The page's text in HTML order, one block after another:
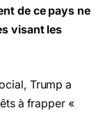
de ce pays ne
visant les
Trump a
à frapper «